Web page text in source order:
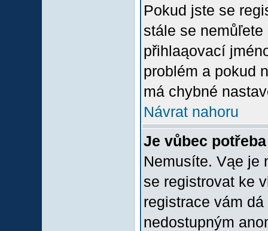
Pokud jste se
stále se
přihlaąovací
problém a pokud
má chybné
Návrat nahoru
Je vůbec
Nemusíte. Vąe je
se registrovat ke
registrace vám
nedostupným